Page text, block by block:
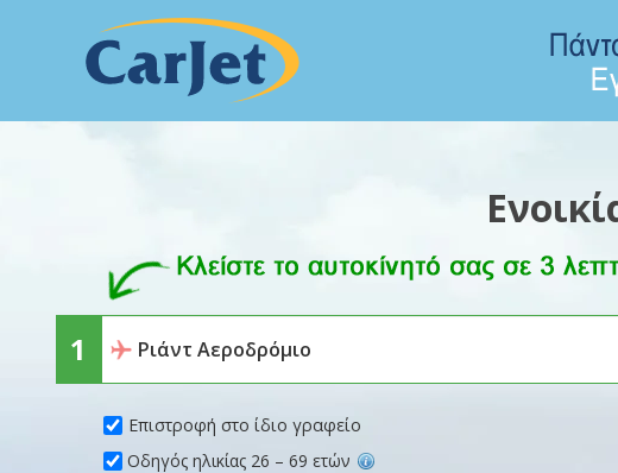
Επιστροφή στο ίδιο γραφείο
Οδηγός ηλικίας 26 – 69 ετών